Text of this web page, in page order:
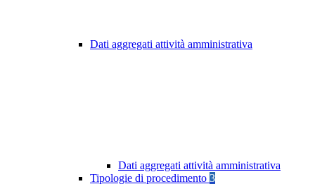
Dati aggregati attività amministrativa
Dati aggregati attività amministrativa
Tipologie di procedimento 3